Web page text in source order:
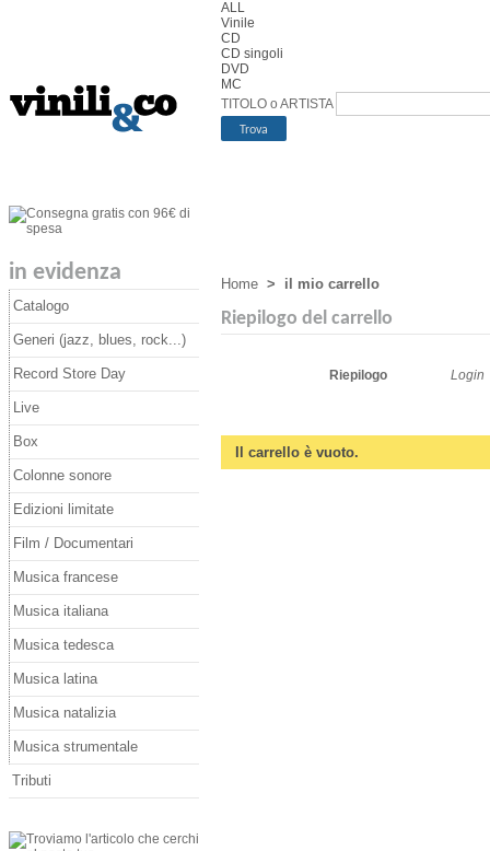
ALL
Vinile
CD
CD singoli
DVD
MC
TITOLO o ARTISTA
in evidenza
Catalogo
Generi (jazz, blues, rock...)
Record Store Day
Live
Box
Colonne sonore
Edizioni limitate
Film / Documentari
Musica francese
Musica italiana
Musica tedesca
Musica latina
Musica natalizia
Musica strumentale
Tributi
Home > il mio carrello
Riepilogo del carrello
Riepilogo Login
Il carrello è vuoto.